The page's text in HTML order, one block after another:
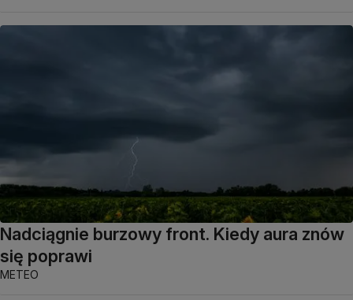
Nadciągnie burzowy front. Kiedy aura znów
się poprawi
METEO